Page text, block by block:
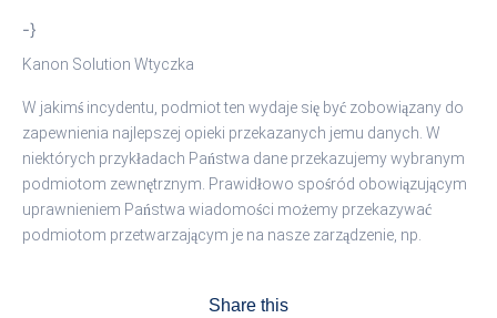
-}
Kanon Solution Wtyczka
W jakimś incydentu, podmiot ten wydaje się być zobowiązany do
zapewnienia najlepszej opieki przekazanych jemu danych. W
niektórych przykładach Państwa dane przekazujemy wybranym
podmiotom zewnętrznym. Prawidłowo spośród obowiązującym
uprawnieniem Państwa wiadomości możemy przekazywać
podmiotom przetwarzającym je na nasze zarządzenie, np.
Share this